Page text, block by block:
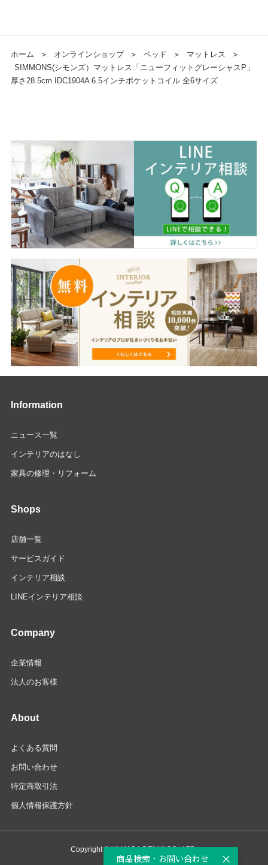
ホーム ＞ オンラインショップ ＞ ベッド ＞ マットレス
＞
SIMMONS(シモンズ）マットレス「ニューフィットグレーシャスP」
厚さ28.5cm IDC1904A 6.5インチポケットコイル 全6サイズ
Information
ニュース一覧
インテリアのはなし
家具の修理・リフォーム
Shops
店舗一覧
サービスガイド
インテリア相談
LINEインテリア相談
Company
企業情報
法人のお客様
About
よくある質問
お問い合わせ
特定商取引法
個人情報保護方針
Copyright © YAMADA DENKI CO., LTD.
商品検索・お問い合わせ